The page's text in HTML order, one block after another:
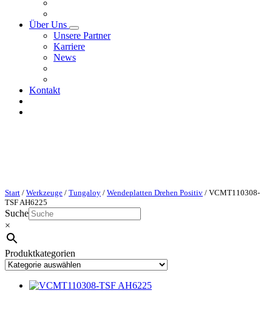
Über Uns
Unsere Partner
Karriere
News
Kontakt
Start / Werkzeuge / Tungaloy / Wendeplatten Drehen Positiv / VCMT110308-
TSF AH6225
Suche
×
Produktkategorien